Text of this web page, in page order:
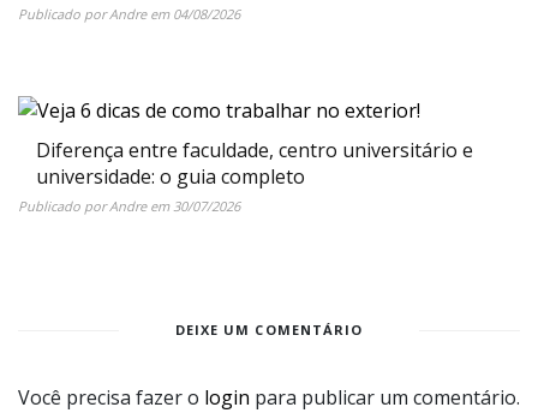
Publicado porAndreem 04/08/2026
Diferença entre faculdade, centro universitário e
universidade: o guia completo
Publicado porAndreem30/07/2026
DEIXE UM COMENTÁRIO
Você precisa fazer o login para publicar um comentário.